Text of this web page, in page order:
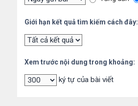
Giới hạn kết quả tìm kiếm cách đây:
Xem trước nội dung trong khoảng:
ký tự của bài viết